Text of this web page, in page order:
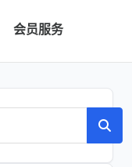
会员服务